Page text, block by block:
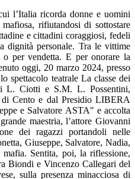
l’Italia ricorda donne e uomini
rifiutandosi di sottostare
e cittadini coraggiosi, fedeli
dignità personale. Tra le vittime
per vendetta. E per onorare la
oggi, 20 marzo 2024, presso
spettacolo teatrale La classe dei
L. Ciotti e S.M. L. Possentini,
Cento e dal Presidio LIBERA
e Salvatore ASTA" e accolta
maestria, l’attore Giovanni
dei ragazzi portandoli nelle
Giuseppe, Salvatore, Nadia,
mafia. Sentita, poi, la riflessione,
Biondi e Vincenzo Callegari del
sulla presenza minacciosa di